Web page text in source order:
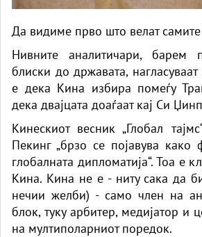
Да видиме прво што велат
Нивните аналитичари, барем
блиски до државата,
е дека Кина избира помеѓу
дека двајцата доаѓаат кај Си
Кинескиот весник „Глобал
Пекинг „брзо се појавува како
глобалната дипломатија“. Тоа е
Кина. Кина не е - ниту сака да
нечии желби) - само член на
блок, туку арбитер, медијатор и
на мултиполарниот поредок.